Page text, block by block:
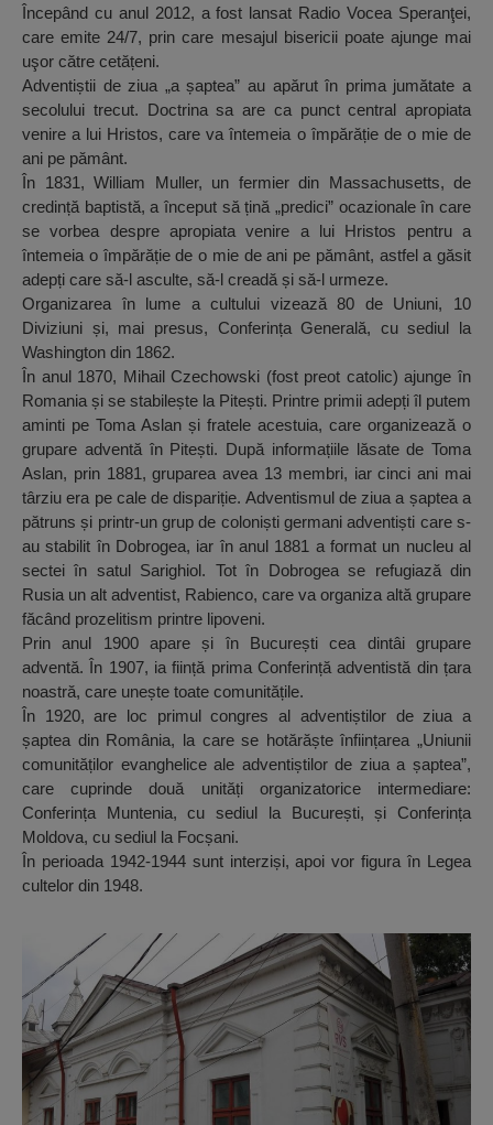
Începând cu anul 2012, a fost lansat Radio Vocea Speranţei,
care emite 24/7, prin care mesajul bisericii poate ajunge mai
uşor către cetățeni.
Adventiștii de ziua „a șaptea” au apărut în prima jumătate a
secolului trecut. Doctrina sa are ca punct central apropiata
venire a lui Hristos, care va întemeia o împărăție de o mie de
ani pe pământ.
În 1831, William Muller, un fermier din Massachusetts, de
credință baptistă, a început să țină „predici” ocazionale în care
se vorbea despre apropiata venire a lui Hristos pentru a
întemeia o împărăție de o mie de ani pe pământ, astfel a găsit
adepți care să-l asculte, să-l creadă și să-l urmeze.
Organizarea în lume a cultului vizează 80 de Uniuni, 10
Diviziuni și, mai presus, Conferința Generală, cu sediul la
Washington din 1862.
În anul 1870, Mihail Czechowski (fost preot catolic) ajunge în
Romania și se stabilește la Pitești. Printre primii adepți îl putem
aminti pe Toma Aslan și fratele acestuia, care organizează o
grupare adventă în Pitești. După informațiile lăsate de Toma
Aslan, prin 1881, gruparea avea 13 membri, iar cinci ani mai
târziu era pe cale de dispariție. Adventismul de ziua a șaptea a
pătruns și printr-un grup de coloniști germani adventiști care s-
au stabilit în Dobrogea, iar în anul 1881 a format un nucleu al
sectei în satul Sarighiol. Tot în Dobrogea se refugiază din
Rusia un alt adventist, Rabienco, care va organiza altă grupare
făcând prozelitism printre lipoveni.
Prin anul 1900 apare și în București cea dintâi grupare
adventă. În 1907, ia ființă prima Conferință adventistă din țara
noastră, care unește toate comunitățile.
În 1920, are loc primul congres al adventiștilor de ziua a
șaptea din România, la care se hotărăște înființarea „Uniunii
comunităților evanghelice ale adventiștilor de ziua a șaptea”,
care cuprinde două unități organizatorice intermediare:
Conferința Muntenia, cu sediul la București, și Conferința
Moldova, cu sediul la Focșani.
În perioada 1942-1944 sunt interziși, apoi vor figura în Legea
cultelor din 1948.